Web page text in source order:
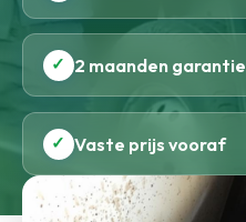
✓ 2 maanden garantie
✓ Vaste prijs vooraf